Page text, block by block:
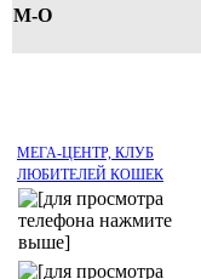
М-О
МЕГА-ЦЕНТР, КЛУБ
ЛЮБИТЕЛЕЙ КОШЕК